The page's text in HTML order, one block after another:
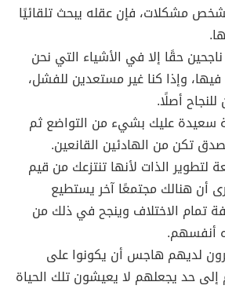
مشكلات، فإن عقله يبحث تلقائيًا
حقًا إلا في الأشياء التي نحن
وإذا كنا غير مستعدين للفشل،
أصلًا.
سعيدة عليك بشيء من التواضع ثم
تكن من الهادئين القانعين.
لتطوير الذات لأنها تنتزعك من قيم
أن هنالك مجتمعًا آخر يستطيع
تمام الاختلاف وينجح في ذلك من
أنفسهم.
لديهم هاجس أن يكونوا على
حد يجعلهم لا يعيشون تلك الحياة